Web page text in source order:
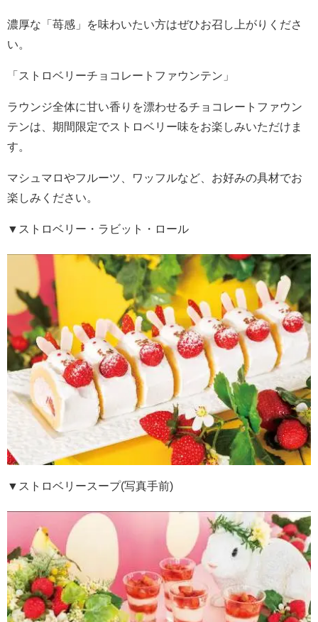
濃厚な「苺感」を味わいたい方はぜひお召し上がりくださ
い。
「ストロベリーチョコレートファウンテン」
ラウンジ全体に甘い香りを漂わせるチョコレートファウン
テンは、期間限定でストロベリー味をお楽しみいただけま
す。
マシュマロやフルーツ、ワッフルなど、お好みの具材でお
楽しみください。
▼ストロベリー・ラビット・ロール
▼ストロベリースープ(写真手前)